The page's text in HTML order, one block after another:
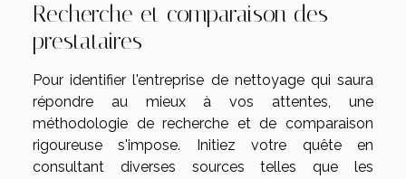
Recherche et comparaison des
prestataires
Pour identifier l'entreprise de nettoyage qui saura
répondre au mieux à vos attentes, une
méthodologie de recherche et de comparaison
rigoureuse s'impose. Initiez votre quête en
consultant diverses sources telles que les